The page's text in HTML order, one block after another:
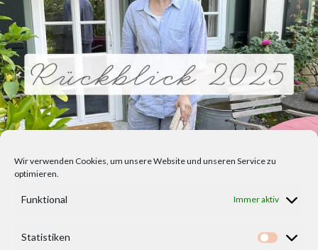
Wir verwenden Cookies, um unsere Website und unseren Service zu
optimieren.
Funktional Immer aktiv
Statistiken